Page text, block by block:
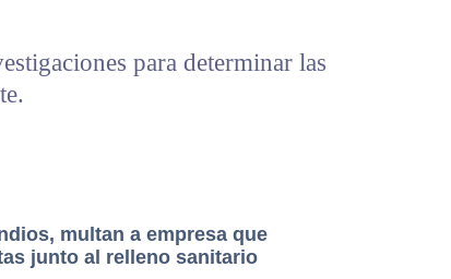
para determinar las
multan a empresa que
junto al relleno sanitario